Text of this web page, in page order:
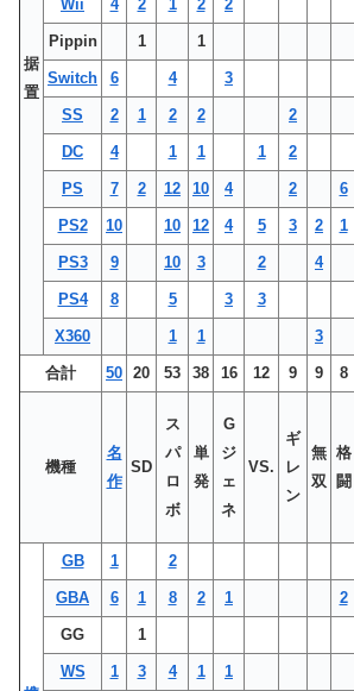
据
置
Wii 4 2 1 2 2
Pippin 1 1
Switch 6 4 3
SS 2 1 2 2 2
DC 4 1 1 1 2
PS 7 2 12 10 4 2 6
PS2 10 10 12 4 5 3 2 1
PS3 9 10 3 2 4
PS4 8 5 3 3
X360 1 1 3
合計 50 20 53 38 16 12 9 9 8
機種
名
作
SD
ス
パ
ロ
ボ
単
発
G
ジ
ェ
ネ
VS.
ギ
レ
ン
無
双
格
闘
GB 1 2
GBA 6 1 8 2 1 2
GG 1
WS 1 3 4 1 1